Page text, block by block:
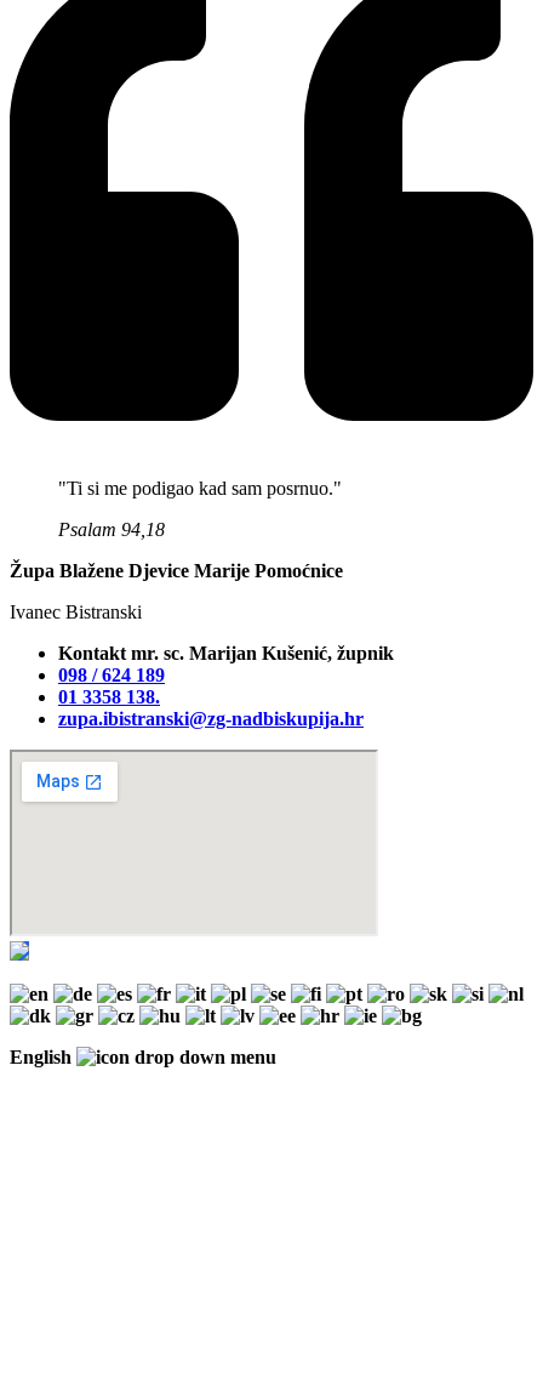
"Ti si me podigao kad sam posrnuo."
Psalam 94,18
Župa Blažene Djevice Marije Pomoćnice
Ivanec Bistranski
Kontakt mr. sc. Marijan Kušenić, župnik
098 / 624 189
01 3358 138‬.
zupa.ibistranski@zg-nadbiskupija.hr
English